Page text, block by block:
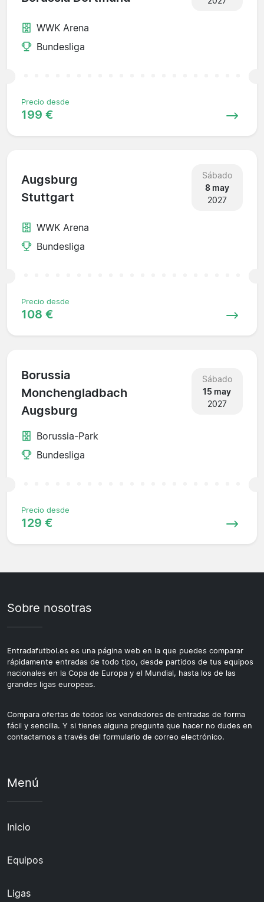
WWK Arena
Bundesliga
Precio desde
199 €
Augsburg
Stuttgart
Sábado
8 may
2027
WWK Arena
Bundesliga
Precio desde
108 €
Borussia
Monchengladbach
Augsburg
Sábado
15 may
2027
Borussia-Park
Bundesliga
Precio desde
129 €
Sobre nosotras
Entradafutbol.es es una página web en la que puedes comparar
rápidamente entradas de todo tipo, desde partidos de tus equipos
nacionales en la Copa de Europa y el Mundial, hasta los de las
grandes ligas europeas.
Compara ofertas de todos los vendedores de entradas de forma
fácil y sencilla. Y si tienes alguna pregunta que hacer no dudes en
contactarnos a través del formulario de correo electrónico.
Menú
Inicio
Equipos
Ligas